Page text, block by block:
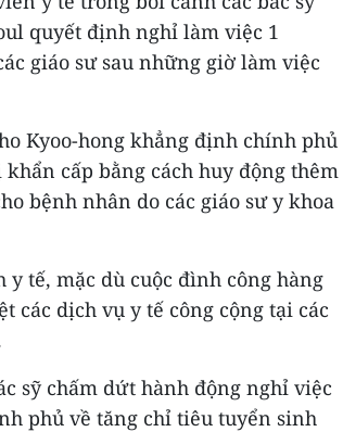
quyết định nghỉ làm việc 1
giáo sư sau những giờ làm việc
Kyoo-hong khẳng định chính phủ
cấp bằng cách huy động thêm
bệnh nhân do các giáo sư y khoa
tế, mặc dù cuộc đình công hàng
các dịch vụ y tế công cộng tại các
sỹ chấm dứt hành động nghỉ việc
phủ về tăng chỉ tiêu tuyển sinh